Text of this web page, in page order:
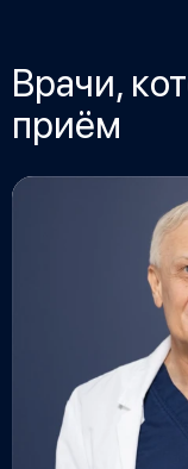
Врачи,
приём